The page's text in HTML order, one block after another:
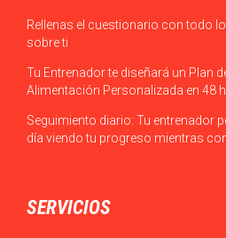
Rellenas el cuestionario con todo
sobre ti
Tu Entrenador te diseñará un Plan
Alimentación Personalizada en 48
Seguimiento diario: Tu entrenador
día viendo tu progreso mientras
SERVICIOS